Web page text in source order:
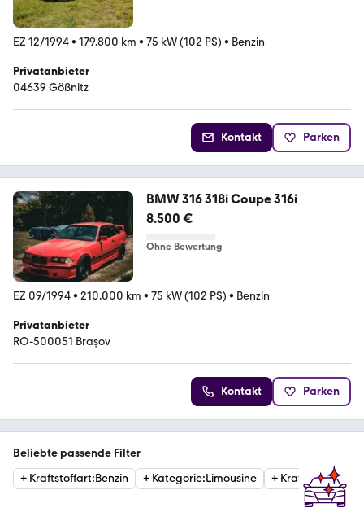
EZ 12/1994• 179.800 km • 75 kW (102 PS) • Benzin
Privatanbieter
04639 Gößnitz
Kontakt Parken
BMW 316 318i Coupe 316i
8.500 €
Ohne Bewertung
EZ 09/1994• 210.000 km • 75 kW (102 PS) • Benzin
Privatanbieter
RO-500051 Brașov
Kontakt Parken
Beliebte passende Filter
+ Kraftstoffart:Benzin + Kategorie:Limousine + Kraftstoffart